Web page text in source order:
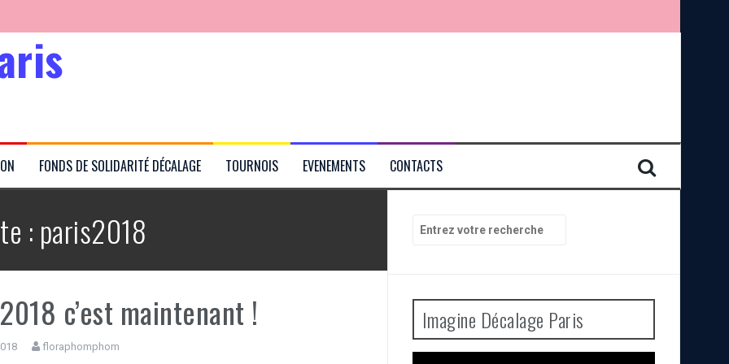
FONDS DE SOLIDARITÉ DÉCALAGE TOURNOIS EVENEMENTS CONTACTS
: paris2018
c’est maintenant !
floraphomphom
Recherche
pour
Imagine Décalage Paris